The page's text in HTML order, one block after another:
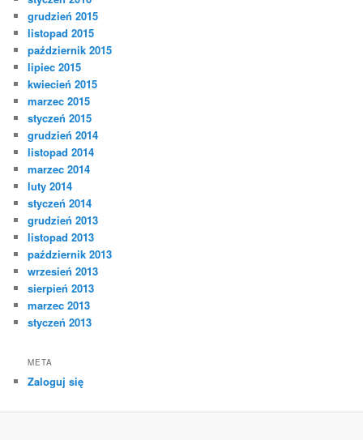
grudzień 2015
listopad 2015
październik 2015
lipiec 2015
kwiecień 2015
marzec 2015
styczeń 2015
grudzień 2014
listopad 2014
marzec 2014
luty 2014
styczeń 2014
grudzień 2013
listopad 2013
październik 2013
wrzesień 2013
sierpień 2013
marzec 2013
styczeń 2013
META
Zaloguj się